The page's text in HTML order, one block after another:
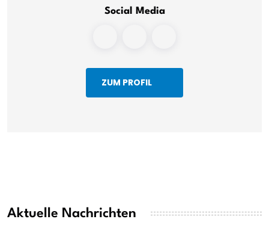
Social Media
ZUM PROFIL
Aktuelle Nachrichten